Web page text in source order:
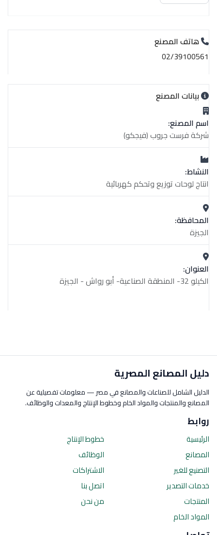
هاتف المصنع
02/39100561
بيانات المصنع
اسم المصنع:
شركة فرست جروب (فيجكو)
النشاط:
انتاج لوحات توزيع وتحكم كهربائية
المحافظة:
الجيزة
العنوان:
الكيلو 32- المنطقة الصناعية- أبو رواش - الجيزة
دليل المصانع المصرية
الدليل الشامل للصناعات والمصانع في مصر — معلومات تفصيلية عن
المصانع والمنتجات والمواد الخام وخطوط الإنتاج والمعدات والوظائف.
روابط
الرئيسية
المصانع
التصنيع للغير
خدمات التصدير
المنتجات
المواد الخام
خطوط الإنتاج
الوظائف
الاشتراكات
اتصل بنا
من نحن